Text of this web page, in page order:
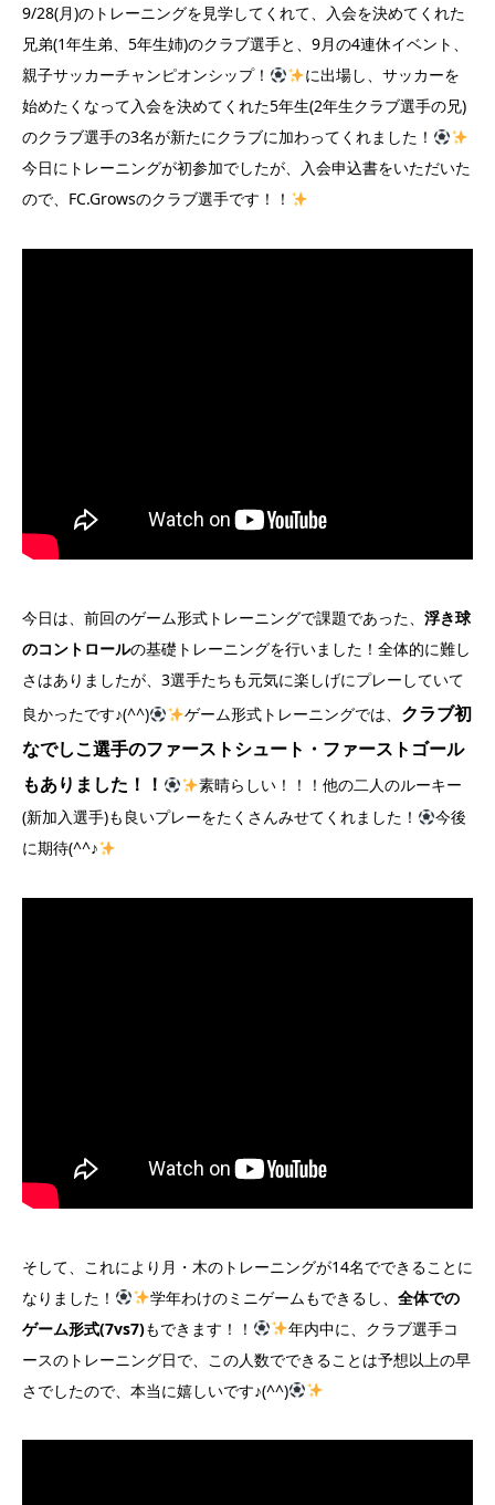
9/28(月)のトレーニングを見学してくれて、入会を決めてくれた
兄弟(1年生弟、5年生姉)のクラブ選手と、9月の4連休イベント、
親子サッカーチャンピオンシップ！
に出場し、サッカーを
始めたくなって入会を決めてくれた5年生(2年生クラブ選手の兄)
のクラブ選手の3名が新たにクラブに加わってくれました！
今日にトレーニングが初参加でしたが、入会申込書をいただいた
ので、FC.Growsのクラブ選手です！！
今日は、前回のゲーム形式トレーニングで課題であった、 浮き球
のコントロールの基礎トレーニングを行いました！全体的に難し
さはありましたが、3選手たちも元気に楽しげにプレーしていて
良かったです♪(^^)
ゲーム形式トレーニングでは、 クラブ初
なでしこ選手のファーストシュート・ファーストゴール
もありました！！
素晴らしい！！！他の二人のルーキー
(新加入選手)も良いプレーをたくさんみせてくれました！
今後
に期待(^^♪
そして、これにより月・木のトレーニングが14名でできることに
なりました！
学年わけのミニゲームもできるし、 全体での
ゲーム形式(7vs7)もできます！！
年内中に、クラブ選手コ
ースのトレーニング日で、この人数でできることは予想以上の早
さでしたので、本当に嬉しいです♪(^^)